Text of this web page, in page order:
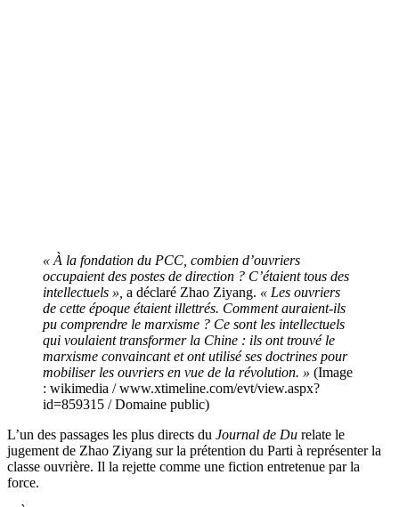
« À la fondation du PCC, combien d’ouvriers
occupaient des postes de direction ? C’étaient tous des
intellectuels », a déclaré Zhao Ziyang. « Les ouvriers
de cette époque étaient illettrés. Comment auraient-ils
pu comprendre le marxisme ? Ce sont les intellectuels
qui voulaient transformer la Chine : ils ont trouvé le
marxisme convaincant et ont utilisé ses doctrines pour
mobiliser les ouvriers en vue de la révolution. » (Image
: wikimedia / www.xtimeline.com/evt/view.aspx?
id=859315 / Domaine public)
L’un des passages les plus directs du Journal de Du relate le
jugement de Zhao Ziyang sur la prétention du Parti à représenter la
classe ouvrière. Il la rejette comme une fiction entretenue par la
force.